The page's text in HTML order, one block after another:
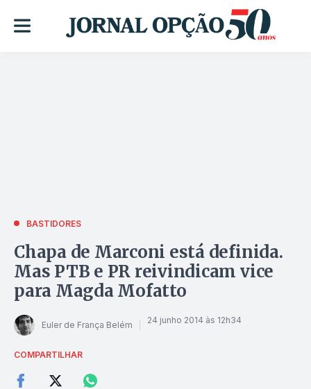
BASTIDORES
Chapa de Marconi está definida.
Mas PTB e PR reivindicam vice
para Magda Mofatto
Euler de França Belém 24 junho 2014 às 12h34
COMPARTILHAR